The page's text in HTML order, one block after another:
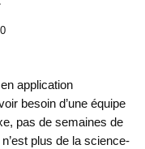
application
besoin d’une équipe
pas de semaines de
plus de la science-